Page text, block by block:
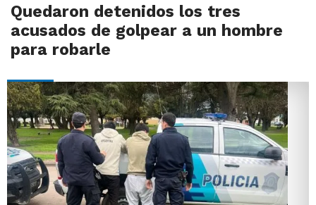
Quedaron detenidos los tres
acusados de golpear a un hombre
para robarle